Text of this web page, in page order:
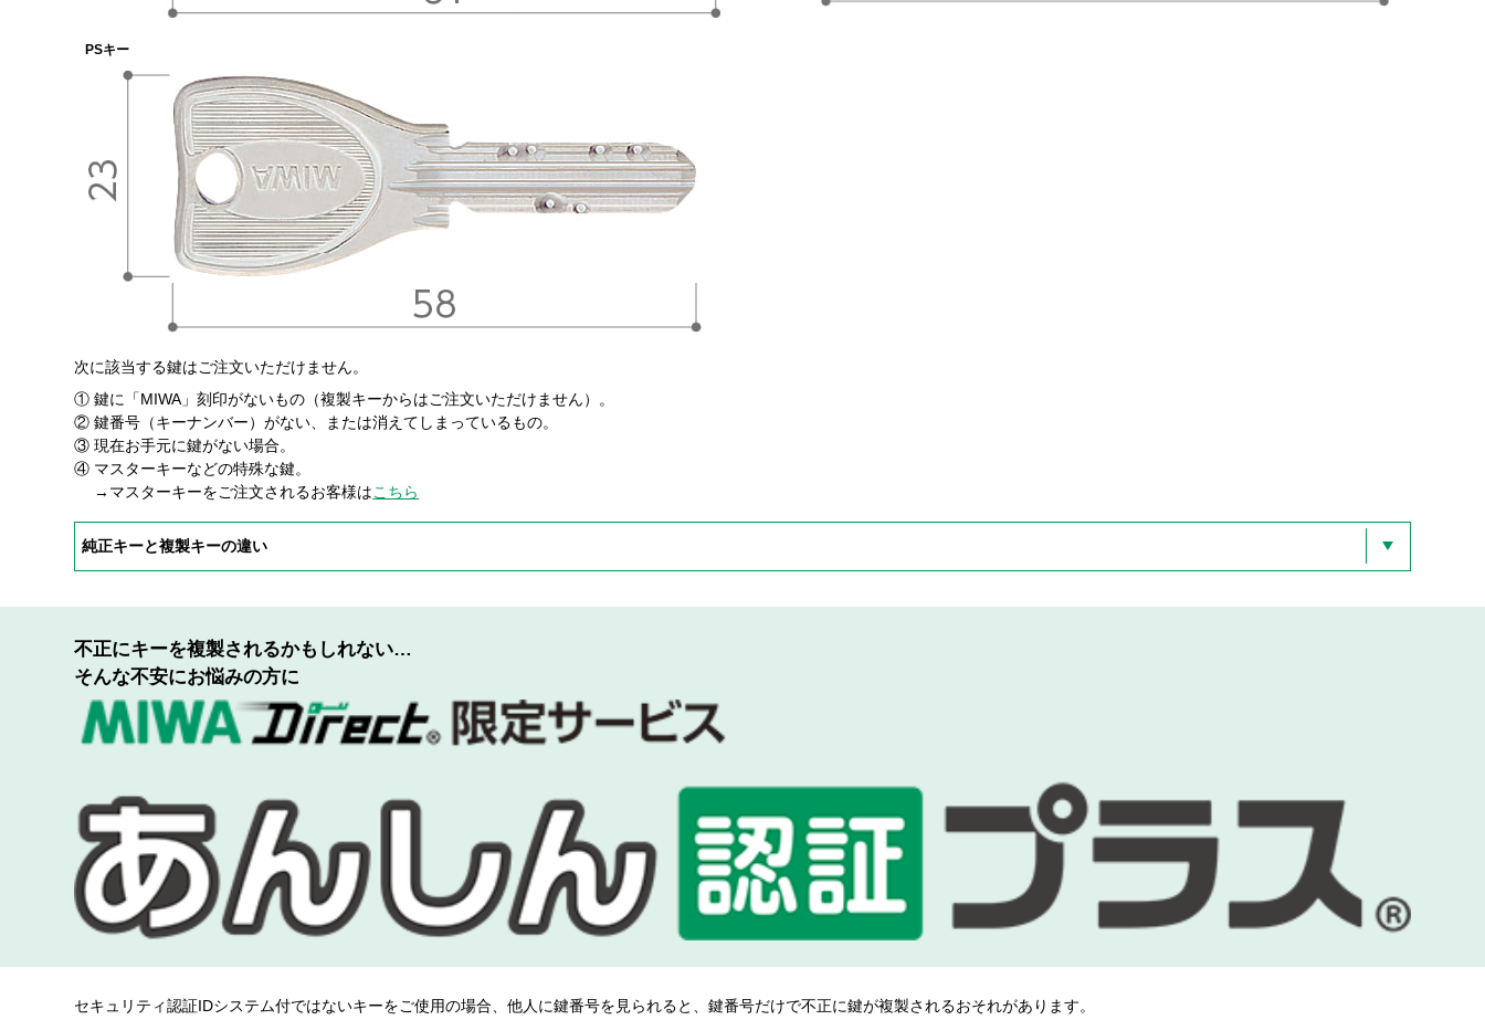
PSキー
次に該当する鍵はご注文いただけません。
① 鍵に「MIWA」刻印がないもの（複製キーからはご注文いただけません）。
② 鍵番号（キーナンバー）がない、または消えてしまっているもの。
③ 現在お手元に鍵がない場合。
④ マスターキーなどの特殊な鍵。
→マスターキーをご注文されるお客様はこちら
純正キーと複製キーの違い
不正にキーを複製されるかもしれない…
そんな不安にお悩みの方に
セキュリティ認証IDシステム付ではないキーをご使用の場合、他人に鍵番号を見られると、鍵番号だけで不正に鍵が複製されるおそれがあります。